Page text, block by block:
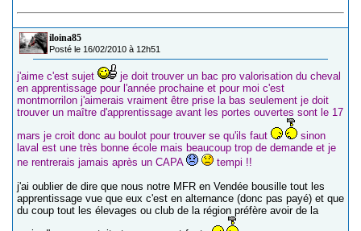
iloina85
Posté le 16/02/2010 à 12h51
j'aime c'est sujet
je doit trouver un bac pro valorisation du cheval
en apprentissage pour l'année prochaine et pour moi c'est
montmorrilon j'aimerais vraiment être prise la bas seulement je doit
trouver un maître d'apprentissage avant les portes ouvertes sont le 17
mars je croit donc au boulot pour trouver se qu'ils faut
sinon
laval est une très bonne école mais beaucoup trop de demande et je
ne rentrerais jamais après un CAPA
tempi !!
j'ai oublier de dire que nous notre MFR en Vendée bousille tout les
apprentissage vue que eux c'est en alternance (donc pas payé) et que
du coup tout les élevages ou club de la région préfère avoir de la